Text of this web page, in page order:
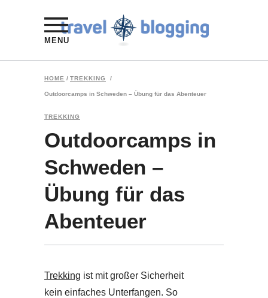
MENU
HOME / TREKKING /
Outdoorcamps in Schweden – Übung für das Abenteuer
TREKKING
Outdoorcamps in
Schweden –
Übung für das
Abenteuer
Trekking ist mit großer Sicherheit
kein einfaches Unterfangen. So